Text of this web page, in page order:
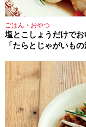
ごはん・おやつ
塩とこしょうだけで
「たらとじゃがいもの